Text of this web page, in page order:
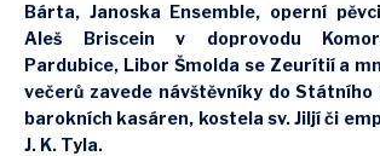
Bárta, Janoska Ensemble, operní
Aleš Briscein v doprovodu
Pardubice, Libor Šmolda se Zeurítií a
večerů zavede návštěvníky do
barokních kasáren, kostela sv. Jiljí či
J. K. Tyla.